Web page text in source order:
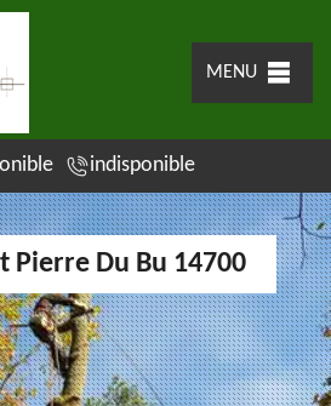
MENU
indisponible
Pierre Du Bu 14700